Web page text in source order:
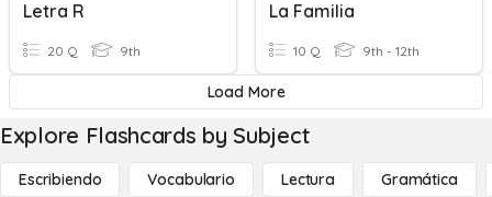
Letra R
20 Q 9th
La Familia
10 Q 9th - 12th
Load More
Explore Flashcards by Subject
Escribiendo Vocabulario Lectura Gramática